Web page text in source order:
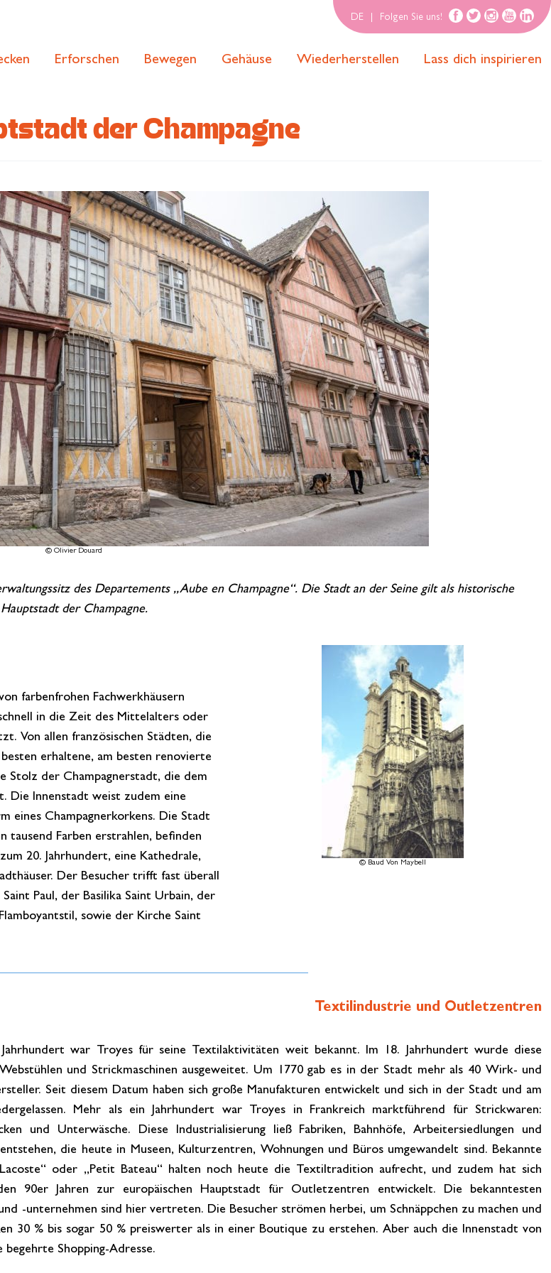
DE Folgen Sie uns!
Erforschen Bewegen Gehäuse Wiederherstellen Lass dich inspirieren
der Champagne
© Olivier Douard
des Departements „Aube en Champagne“. Die Stadt an der Seine gilt als historische
Hauptstadt der Champagne.
farbenfrohen Fachwerkhäusern
in die Zeit des Mittelalters oder
Von allen französischen Städten, die
erhaltene, am besten renovierte
Stolz der Champagnerstadt, die dem
Die Innenstadt weist zudem eine
eines Champagnerkorkens. Die Stadt
tausend Farben erstrahlen, befinden
20. Jahrhundert, eine Kathedrale,
Der Besucher trifft fast überall
Paul, der Basilika Saint Urbain, der
sowie der Kirche Saint
© Baud Von Maybell
Textilindustrie und Outletzentren
war Troyes für seine Textilaktivitäten weit bekannt. Im 18. Jahrhundert wurde diese
und Strickmaschinen ausgeweitet. Um 1770 gab es in der Stadt mehr als 40 Wirk- und
Seit diesem Datum haben sich große Manufakturen entwickelt und sich in der Stadt und am
Mehr als ein Jahrhundert war Troyes in Frankreich marktführend für Strickwaren:
und Unterwäsche. Diese Industrialisierung ließ Fabriken, Bahnhöfe, Arbeitersiedlungen und
die heute in Museen, Kulturzentren, Wohnungen und Büros umgewandelt sind. Bekannte
oder „Petit Bateau“ halten noch heute die Textiltradition aufrecht, und zudem hat sich
90er Jahren zur europäischen Hauptstadt für Outletzentren entwickelt. Die bekanntesten
-unternehmen sind hier vertreten. Die Besucher strömen herbei, um Schnäppchen zu machen und
30 % bis sogar 50 % preiswerter als in einer Boutique zu erstehen. Aber auch die Innenstadt von
begehrte Shopping-Adresse.